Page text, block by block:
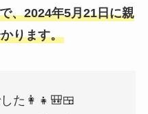
、2024年5月21日に親
ります。
た👩👧🎒🍱